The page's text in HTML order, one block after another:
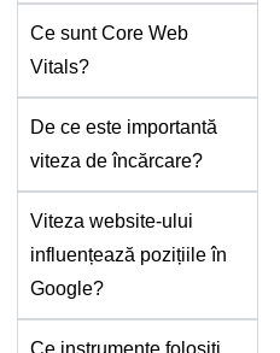
Ce sunt Core Web
Vitals?
De ce este importantă
viteza de încărcare?
Viteza website-ului
influențează pozițiile în
Google?